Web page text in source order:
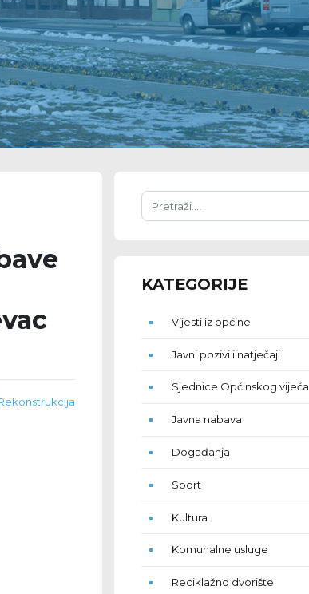
KATEGORIJE
Vijesti iz općine
Javni pozivi i natječaji
Sjednice Općinskog vijeća
Javna nabava
Događanja
Sport
Kultura
Komunalne usluge
Reciklažno dvorište